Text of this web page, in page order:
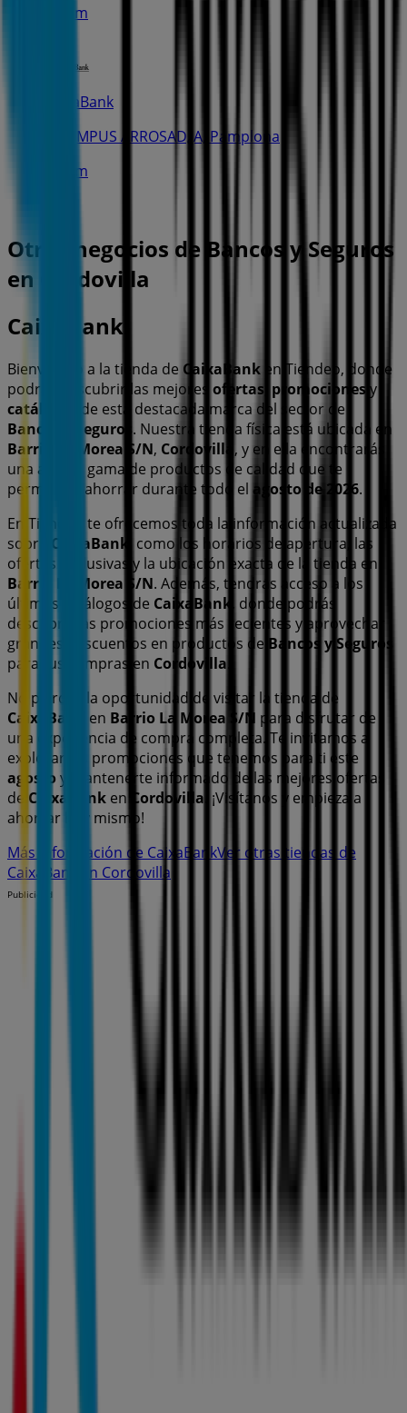
1.5 km
CaixaBank
C/CAMPUS ARROSAD¿A, Pamplona
1.6 km
Otros negocios de Bancos y Seguros
en Cordovilla
CaixaBank
Bienvenido a la tienda de CaixaBank en Tiendeo, donde
podrás descubrir las mejores ofertas promociones y
catálogos
de esta destacada marca del sector de
Bancos y Seguros . Nuestra tienda física está ubicada en
Barrio La Morea S/N, Cordovilla , y en ella encontrarás
una amplia gama de productos de calidad que te
permitirán ahorrar durante todo el agosto de 2026.
En Tiendeo te ofrecemos toda la información actualizada
sobre
CaixaBank , como los horarios de apertura, las
ofertas exclusivas y la ubicación exacta de la tienda en
Barrio La Morea S/N. Además, tendrás acceso a los
últimos catálogos de CaixaBank , donde podrás
descubrir las promociones más recientes y aprovechar
grandes descuentos en productos de Bancos y Seguros
para tus compras en Cordovilla
No pierdas la oportunidad de visitar la tienda de
CaixaBank
en Barrio La Morea S/N para disfrutar de
una experiencia de compra completa. Te invitamos a
explorar las promociones que tenemos para ti este
agosto y mantenerte informado de las mejores ofertas
de CaixaBank en Cordovilla . ¡Visítanos y empieza a
ahorrar hoy mismo!
Más información de CaixaBankVer otras tiendas de
CaixaBank en Cordovilla
Publicidad